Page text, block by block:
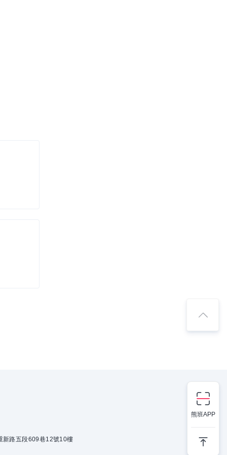
熊班APP
新路五段609巷12號10樓